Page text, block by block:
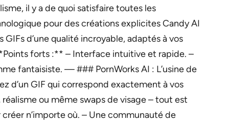
il y a de quoi satisfaire toutes les
pour des créations explicites Candy AI
d’une qualité incroyable, adaptés à vos
forts :** – Interface intuitive et rapide. –
fantaisiste. — ### PornWorks AI : L’usine de
d’un GIF qui correspond exactement à vos
ou même swaps de visage – tout est
n’importe où. – Une communauté de